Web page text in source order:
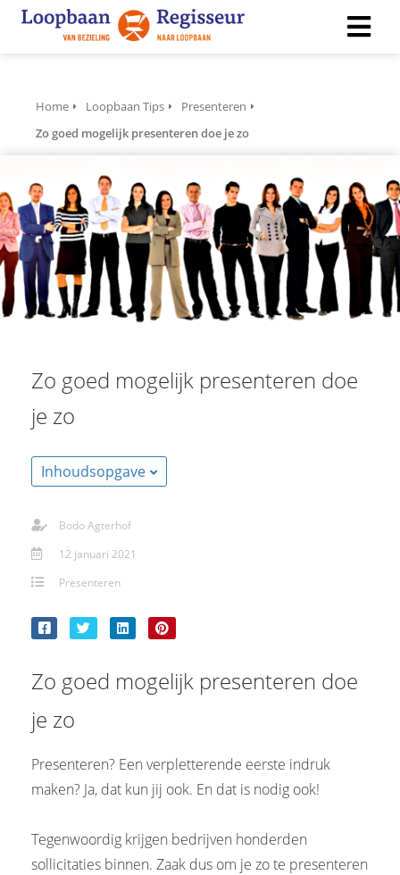
Home Loopbaan Tips
Presenteren
Zo goed mogelijk presenteren doe je zo
Zo goed mogelijk presenteren doe
je zo
Inhoudsopgave
Bodo Agterhof
12 januari 2021
Presenteren
Zo goed mogelijk presenteren doe
je zo
Presenteren? Een verpletterende eerste indruk
maken? Ja, dat kun jij ook. En dat is nodig ook!
Tegenwoordig krijgen bedrijven honderden
sollicitaties binnen. Zaak dus om je zo te presenteren
zijn
om
te
Ze
deze
kan de
over
van
gebruikt
te
Hierdoor
website-